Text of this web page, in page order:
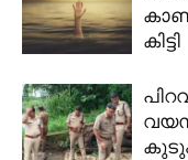
കിട്ടി